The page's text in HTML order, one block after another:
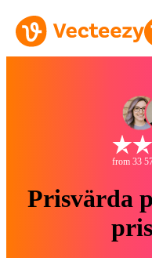
from 33
Prisvärda